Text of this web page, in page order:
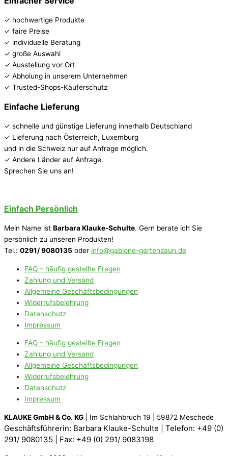
✓ hochwertige Produkte
✓ faire Preise
✓ individuelle Beratung
✓ große Auswahl
✓ Ausstellung vor Ort
✓ Abholung in unserem Unternehmen
✓ Trusted-Shops-Käuferschutz
Einfache Lieferung
✓ schnelle und günstige Lieferung innerhalb Deutschland
✓ Lieferung nach Österreich, Luxemburg
und in die Schweiz nur auf Anfrage möglich.
✓ Andere Länder auf Anfrage.
Sprechen Sie uns an!
Einfach Persönlich
Mein Name ist Barbara Klauke-Schulte. Gern berate ich Sie
persönlich zu unseren Produkten!
Tel.: 0291/ 9080135 oder info@gabione-gartenzaun.de
FAQ – häufig gestellte Fragen
Zahlung und Versand
Allgemeine Geschäftsbedingungen
Widerrufsbelehrung
Datenschutz
Impressum
FAQ – häufig gestellte Fragen
Zahlung und Versand
Allgemeine Geschäftsbedingungen
Widerrufsbelehrung
Datenschutz
Impressum
KLAUKE GmbH & Co. KG | Im Schlahbruch 19 | 59872 Meschede
Geschäftsführerin: Barbara Klauke-Schulte | Telefon: +49 (0)
291/ 9080135 | Fax: +49 (0) 291/ 9083198